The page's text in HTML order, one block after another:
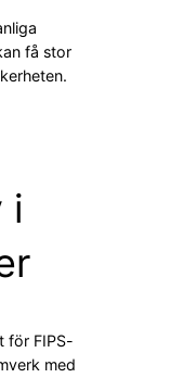
få stor
i
för FIPS-
med